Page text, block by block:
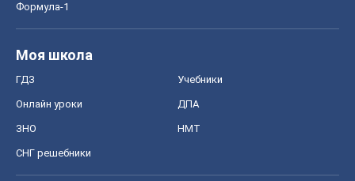
Формула-1
Моя школа
ГДЗ Учебники
Онлайн уроки ДПА
ЗНО НМТ
СНГ решебники